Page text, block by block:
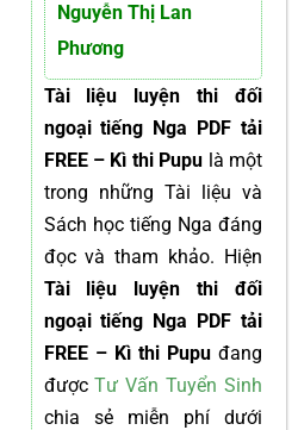
Nguyễn Thị Lan
Phương
Tài liệu luyện thi đối
ngoại tiếng Nga PDF tải
FREE – Kì thi Pupu là một
trong những Tài liệu và
Sách học tiếng Nga đáng
đọc và tham khảo. Hiện
Tài liệu luyện thi đối
ngoại tiếng Nga PDF tải
FREE – Kì thi Pupu đang
đượcTư Vấn Tuyển Sinh
chia sẻ miễn phí dưới